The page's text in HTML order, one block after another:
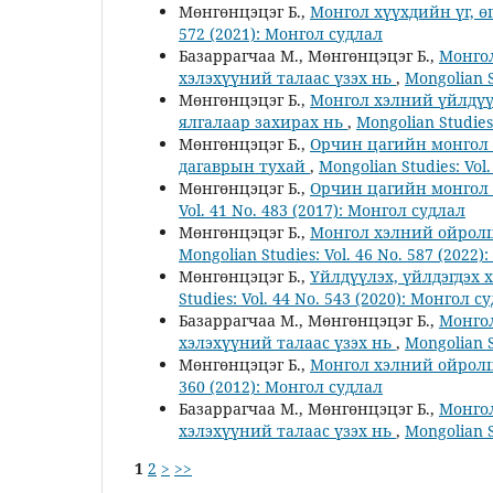
Мөнгөнцэцэг Б., Монгол хүүхдийн үг,
572 (2021): Монгол судлал
Базаррагчаа М., Мөнгөнцэцэг Б.,
хэлэхүүний талаас үзэх нь , Mongolian
Мөнгөнцэцэг Б., Монгол хэлний
ялгалаар захирах нь , Mongolian
Мөнгөнцэцэг Б., Орчин цагийн монгол
дагаврын тухай , Mongolian Studies:
Мөнгөнцэцэг Б., Орчин цагийн монгол
Vol. 41 No. 483 (2017): Монгол судлал
Мөнгөнцэцэг Б., Монгол хэлний
Mongolian Studies: Vol. 46 No. 587
Мөнгөнцэцэг Б., Үйлдүүлэх,
Studies: Vol. 44 No. 543 (2020): Монгол
Базаррагчаа М., Мөнгөнцэцэг Б.,
хэлэхүүний талаас үзэх нь , Mongolian
Мөнгөнцэцэг Б., Монгол хэлний
360 (2012): Монгол судлал
Базаррагчаа М., Мөнгөнцэцэг Б.,
хэлэхүүний талаас үзэх нь , Mongolian
1 2 > >>